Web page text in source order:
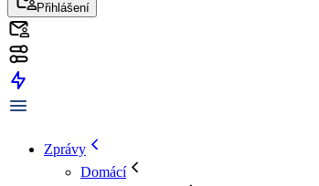
Přihlášení
Zprávy
Domácí